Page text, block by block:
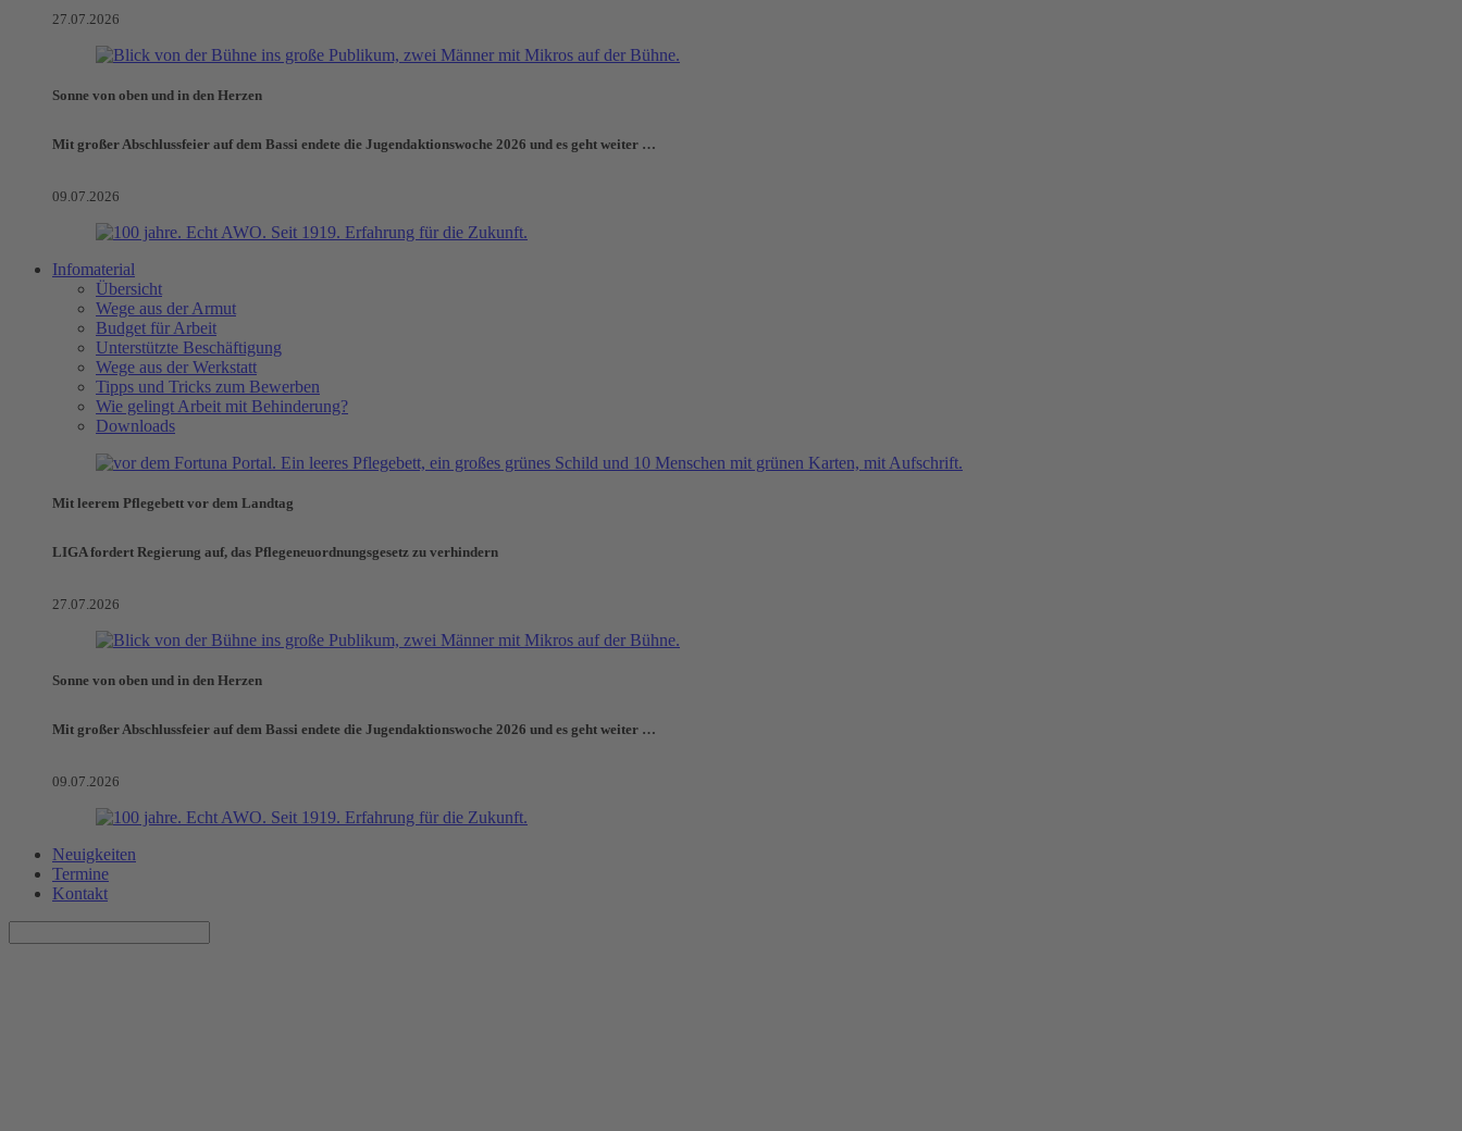
27.07.2026
Sonne von oben und in den Herzen
Mit großer Abschlussfeier auf dem Bassi endete die Jugendaktionswoche 2026 und es geht weiter …
09.07.2026
Infomaterial
Übersicht
Wege aus der Armut
Budget für Arbeit
Unterstützte Beschäftigung
Wege aus der Werkstatt
Tipps und Tricks zum Bewerben
Wie gelingt Arbeit mit Behinderung?
Downloads
Mit leerem Pflegebett vor dem Landtag
LIGA fordert Regierung auf, das Pflegeneuordnungsgesetz zu verhindern
27.07.2026
Sonne von oben und in den Herzen
Mit großer Abschlussfeier auf dem Bassi endete die Jugendaktionswoche 2026 und es geht weiter …
09.07.2026
Neuigkeiten
Termine
Kontakt